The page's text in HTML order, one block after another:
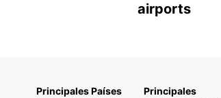
airports
Principales Países
Principales